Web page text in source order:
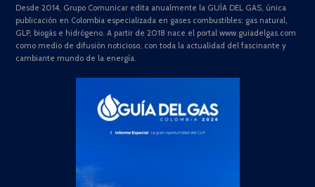
Desde 2014, Grupo Comunicar edita anualmente la GUÍA DEL GAS, única
publicación en Colombia especializada en gases combustibles: gas natural,
GLP, biogás e hidrógeno. A partir de 2018 nace el portal www.guiadelgas.com
como medio de difusión noticioso, con toda la actualidad del fascinante y
cambiante mundo de la energía.